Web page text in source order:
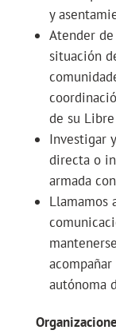
y
Atender
situación
de su
Investigar
directa o
armada
Llamamos
autónoma